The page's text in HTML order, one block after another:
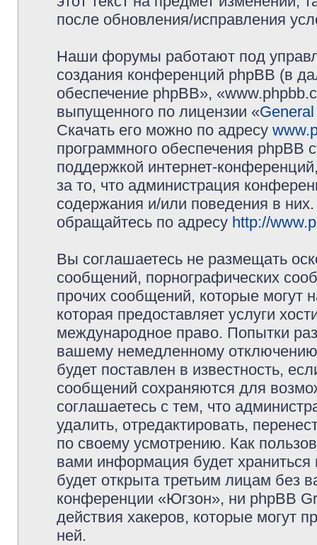
после обновления/исправления
Наши форумы работают под
создания конференций phpBB (в
обеспечение phpBB»,
выпущенного по лицензии «
Скачать его можно по адресу
программного обеспечения phpBB
поддержкой интернет-
за то, что администрация
содержания и/или поведения в
обращайтесь по адресу http://
Вы соглашаетесь не размещать
сообщений, порнографических
прочих сообщений, которые могут
которая предоставляет услуги
международное право. Попытки
вашему немедленному
будет поставлен в известность,
сообщений сохраняются для
соглашаетесь с тем, что
удалить, отредактировать,
по своему усмотрению. Как
вами информация будет
будет открыта третьим лицам без
конференции «Югзон», ни phpBB
действия хакеров, которые могут
ней.